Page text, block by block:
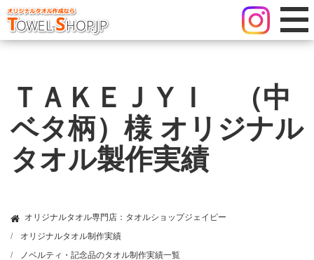
ＴＡＫＥＪＹＩ （中
ベタ柄）様 オリジナル
タオル製作実績
オリジナルタオル専門店：タオルショップジェイピー
オリジナルタオル制作実績
ノベルティ・記念品のタオル制作実績一覧